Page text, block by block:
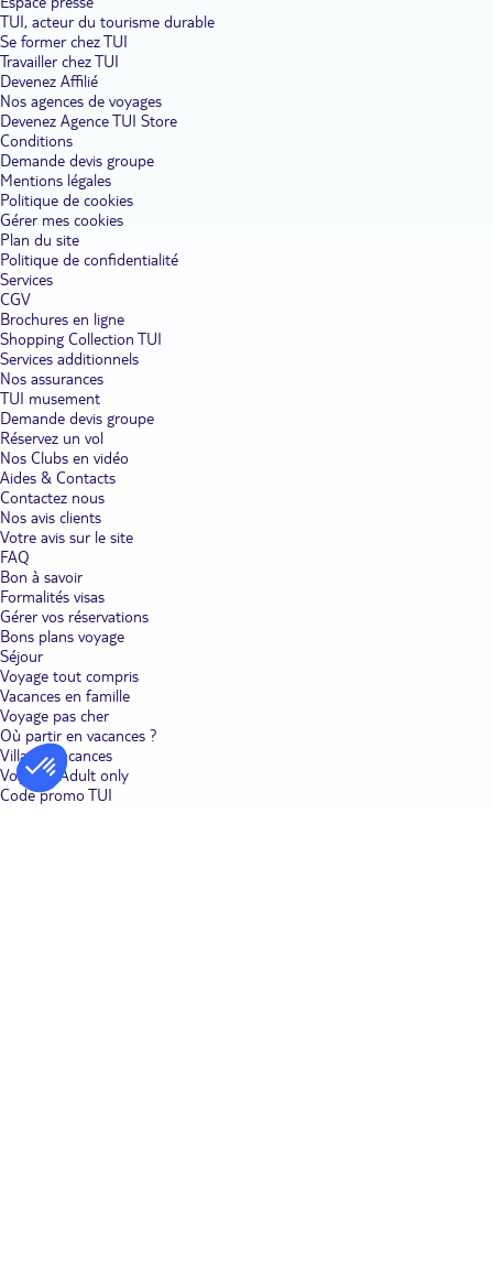
TUI, acteur du tourisme durable
Se former chez TUI
Travailler chez TUI
Devenez Affilié
Nos agences de voyages
Devenez Agence TUI Store
Conditions
Demande devis groupe
Mentions légales
Politique de cookies
Gérer mes cookies
Plan du site
Politique de confidentialité
Services
CGV
Brochures en ligne
Shopping Collection TUI
Services additionnels
Nos assurances
TUI musement
Demande devis groupe
Réservez un vol
Nos Clubs en vidéo
Aides & Contacts
Contactez nous
Nos avis clients
Votre avis sur le site
FAQ
Bon à savoir
Formalités visas
Gérer vos réservations
Bons plans voyage
Séjour
Voyage tout compris
Vacances en famille
Voyage pas cher
Où partir en vacances ?
Villages vacances
Voyages Adult only
Code promo TUI